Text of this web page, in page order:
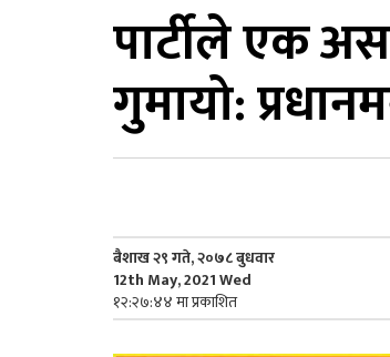
पार्टीले एक
गुमायो:
बैशाख २९ गते, २०७८ बुधवार
12th May, 2021 Wed
१२:२७:४४ मा प्रकाशित